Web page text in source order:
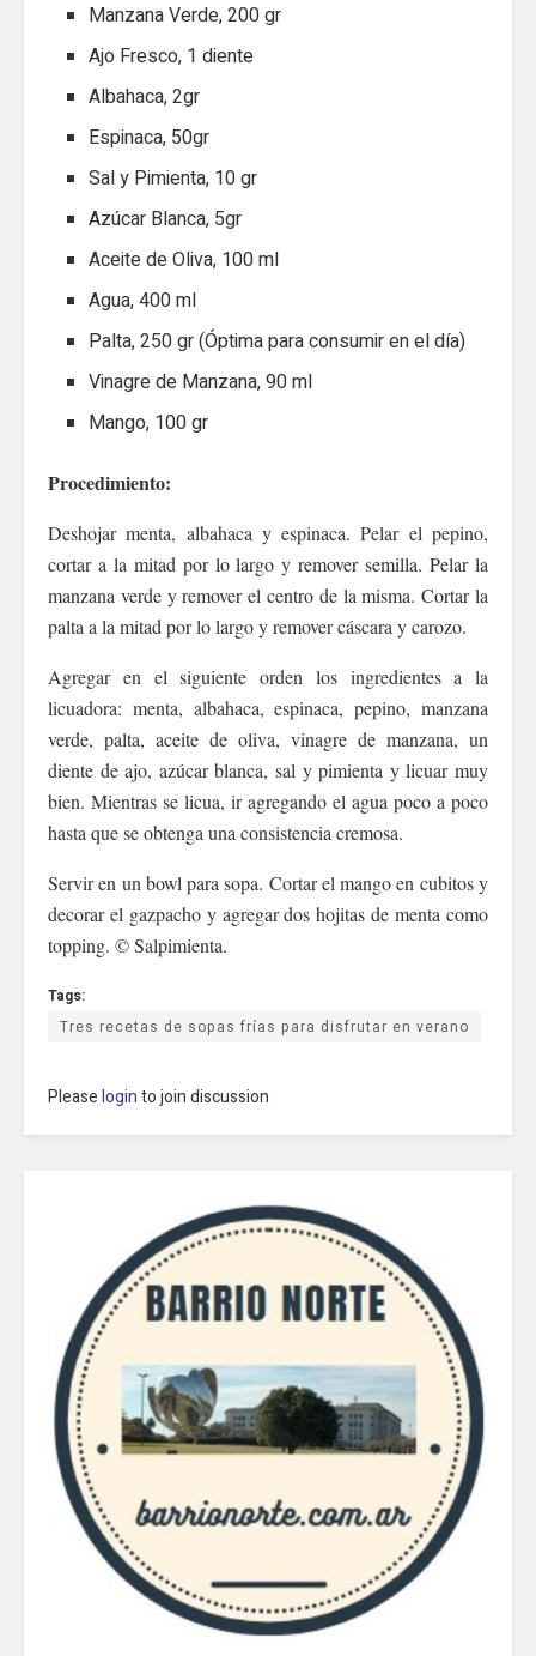
Manzana Verde, 200 gr
Ajo Fresco, 1 diente
Albahaca, 2gr
Espinaca, 50gr
Sal y Pimienta, 10 gr
Azúcar Blanca, 5gr
Aceite de Oliva, 100 ml
Agua, 400 ml
Palta, 250 gr (Óptima para consumir en el día)
Vinagre de Manzana, 90 ml
Mango, 100 gr
Procedimiento:
Deshojar menta, albahaca y espinaca. Pelar el pepino,
cortar a la mitad por lo largo y remover semilla. Pelar la
manzana verde y remover el centro de la misma. Cortar la
palta a la mitad por lo largo y remover cáscara y carozo.
Agregar en el siguiente orden los ingredientes a la
licuadora: menta, albahaca, espinaca, pepino, manzana
verde, palta, aceite de oliva, vinagre de manzana, un
diente de ajo, azúcar blanca, sal y pimienta y licuar muy
bien. Mientras se licua, ir agregando el agua poco a poco
hasta que se obtenga una consistencia cremosa.
Servir en un bowl para sopa. Cortar el mango en cubitos y
decorar el gazpacho y agregar dos hojitas de menta como
topping. © Salpimienta.
Tags:
Tres recetas de sopas frías para disfrutar en verano
Pleaseloginto join discussion